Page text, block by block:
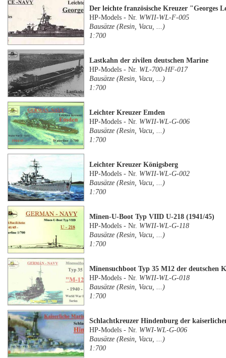
Der leichte französische Kreuzer "Georges
HP-Models - Nr. WWII-WL-F-005
Bausätze (Resin, Vacu, ...)
1:700
Lastkahn der zivilen deutschen Marine
HP-Models - Nr. WL-700-HF-017
Bausätze (Resin, Vacu, ...)
1:700
Leichter Kreuzer Emden
HP-Models - Nr. WWII-WL-G-006
Bausätze (Resin, Vacu, ...)
1:700
Leichter Kreuzer Königsberg
HP-Models - Nr. WWII-WL-G-002
Bausätze (Resin, Vacu, ...)
1:700
Minen-U-Boot Typ VIID U-218 (1941/45)
HP-Models - Nr. WWII-WL-G-118
Bausätze (Resin, Vacu, ...)
1:700
Minensuchboot Typ 35 M12 der deutschen
HP-Models - Nr. WWII-WL-G-018
Bausätze (Resin, Vacu, ...)
1:700
Schlachtkreuzer Hindenburg der
HP-Models - Nr. WWI-WL-G-006
Bausätze (Resin, Vacu, ...)
1:700